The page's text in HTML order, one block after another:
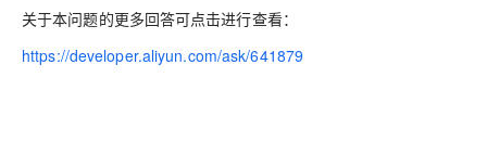
关于本问题的更多回答可点击进行查看：
https://developer.aliyun.com/ask/641879